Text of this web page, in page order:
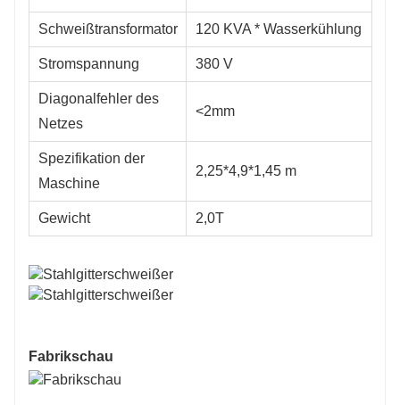
Schweißtransformator 120 KVA * Wasserkühlung
Stromspannung 380 V
Diagonalfehler des
Netzes
<2mm
Spezifikation der
Maschine
2,25*4,9*1,45 m
Gewicht 2,0T
Fabrikschau